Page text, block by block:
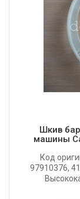
Шкив
машины
Код
97910376,
барабана